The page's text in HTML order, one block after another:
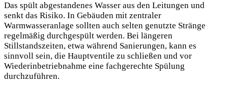
Das spült abgestandenes Wasser aus den Leitungen und
senkt das Risiko. In Gebäuden mit zentraler
Warmwasseranlage sollten auch selten genutzte Stränge
regelmäßig durchgespült werden. Bei längeren
Stillstandszeiten, etwa während Sanierungen, kann es
sinnvoll sein, die Hauptventile zu schließen und vor
Wiederinbetriebnahme eine fachgerechte Spülung
durchzuführen.